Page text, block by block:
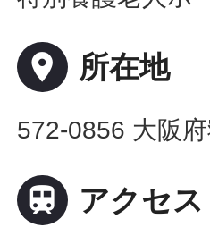
place 所在地
572-0856 大阪
 アクセス